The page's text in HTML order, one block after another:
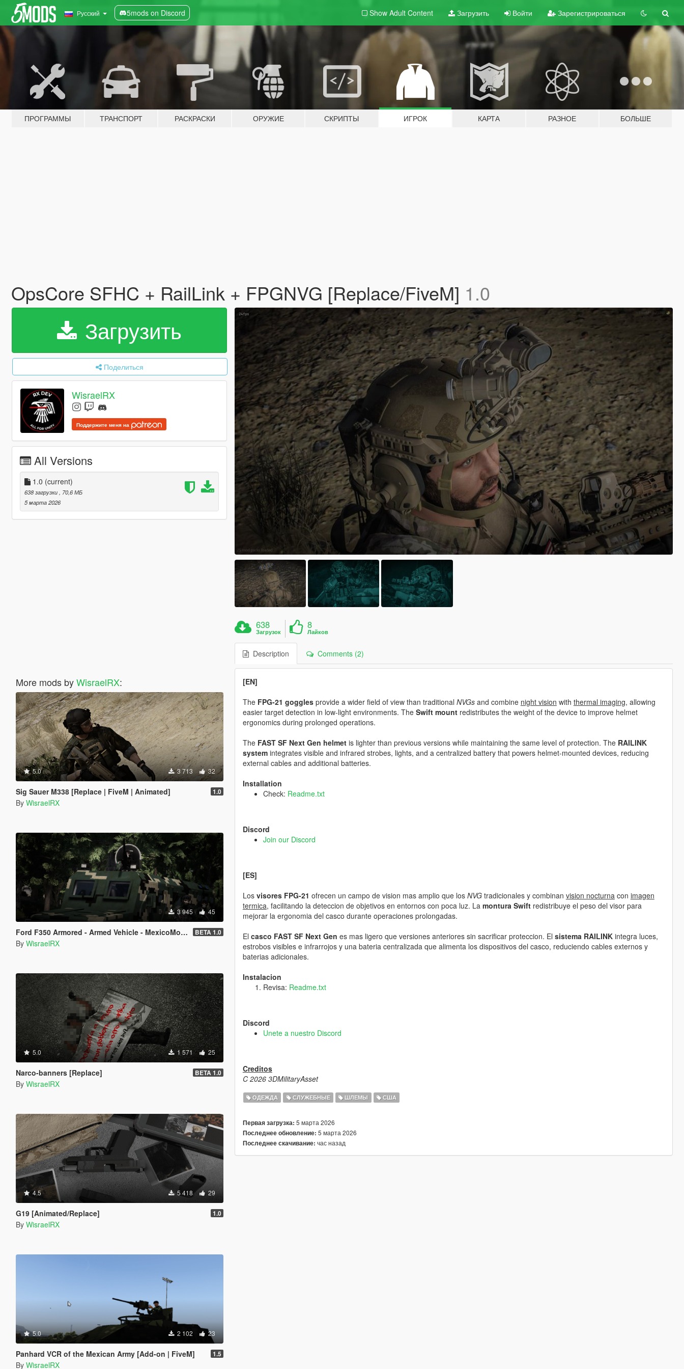
Русский 5mods on Discord Show Adult Content Загрузить Войти Зарегистрироваться
ПРОГРАММЫ ТРАНСПОРТ РАСКРАСКИ ОРУЖИЕ СКРИПТЫ ИГРОК КАРТА РАЗНОЕ БОЛЬШЕ
OpsCore SFHC + RailLink + FPGNVG [Replace/FiveM] 1.0
Загрузить
Поделиться
WisraelRX
Поддержите меня на
All Versions
1.0 (current)
638 загрузки
, 70,6 МБ
5 марта 2026
More mods byWisraelRX:
5.0 3 713 32
Sig Sauer M338 [Replace | FiveM | Animated] 1.0
By WisraelRX
3 945 45
Ford F350 Armored - Armed Vehicle - MexicoMod [SP/FIVEM] BETA 1.0
By WisraelRX
5.0 1 571 25
Narco-banners [Replace] BETA 1.0
By WisraelRX
4.5 5 418 29
G19 [Animated/Replace] 1.0
By WisraelRX
5.0 2 102 23
Panhard VCR of the Mexican Army [Add-on | FiveM] 1.5
By WisraelRX
638
Загрузок
8
Лайков
Description Comments (2)
[EN]
The FPG-21 gogglesprovide a wider field of view than traditional NVGsand combine night vision with thermal imaging, allowing
easier target detection in low-light environments. The Swift mountredistributes the weight of the device to improve helmet
ergonomics during prolonged operations.
The FAST SF Next Gen helmetis lighter than previous versions while maintaining the same level of protection. The RAILINK
systemintegrates visible and infrared strobes, lights, and a centralized battery that powers helmet-mounted devices, reducing
external cables and additional batteries.
Installation
Check: Readme.txt
Discord
Join our Discord
[ES]
Los visores FPG-21 ofrecen un campo de vision mas amplio que los NVGtradicionales y combinan vision nocturnacon imagen
termica, facilitando la deteccion de objetivos en entornos con poca luz. La montura Swiftredistribuye el peso del visor para
mejorar la ergonomia del casco durante operaciones prolongadas.
El casco FAST SF Next Gen es mas ligero que versiones anteriores sin sacrificar proteccion. El sistema RAILINKintegra luces,
estrobos visibles e infrarrojos y una bateria centralizada que alimenta los dispositivos del casco, reduciendo cables externos y
baterias adicionales.
Instalacion
Revisa: Readme.txt
Discord
Unete a nuestro Discord
Creditos
C 2026 3DMilitaryAsset
ОДЕЖДА СЛУЖЕБНЫЕ ШЛЕМЫ США
Первая загрузка: 5 марта 2026
Последнее обновление: 5 марта 2026
Последнее скачивание: час назад